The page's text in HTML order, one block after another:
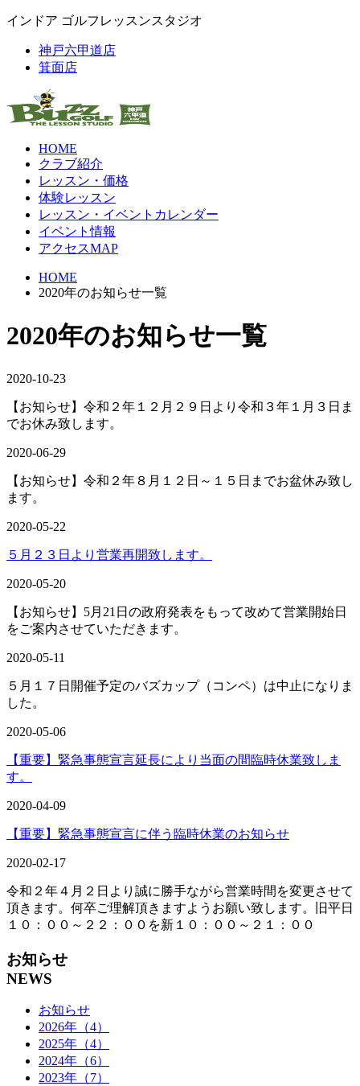
インドア ゴルフレッスンスタジオ
神戸六甲道店
箕面店
HOME
クラブ紹介
レッスン・価格
体験レッスン
レッスン・イベントカレンダー
イベント情報
アクセスMAP
HOME
2020年のお知らせ一覧
2020年のお知らせ一覧
2020-10-23
【お知らせ】令和２年１２月２９日より令和３年１月３日ま
でお休み致します。
2020-06-29
【お知らせ】令和２年８月１２日～１５日までお盆休み致し
ます。
2020-05-22
５月２３日より営業再開致します。
2020-05-20
【お知らせ】5月21日の政府発表をもって改めて営業開始日
をご案内させていただきます。
2020-05-11
５月１７日開催予定のバズカップ（コンペ）は中止になりま
した。
2020-05-06
【重要】緊急事態宣言延長により当面の間臨時休業致しま
す。
2020-04-09
【重要】緊急事態宣言に伴う臨時休業のお知らせ
2020-02-17
令和２年４月２日より誠に勝手ながら営業時間を変更させて
頂きます。何卒ご理解頂きますようお願い致します。旧平日
１０：００～２２：００を新１０：００～２１：００
お知らせ
NEWS
お知らせ
2026年（4）
2025年（4）
2024年（6）
2023年（7）